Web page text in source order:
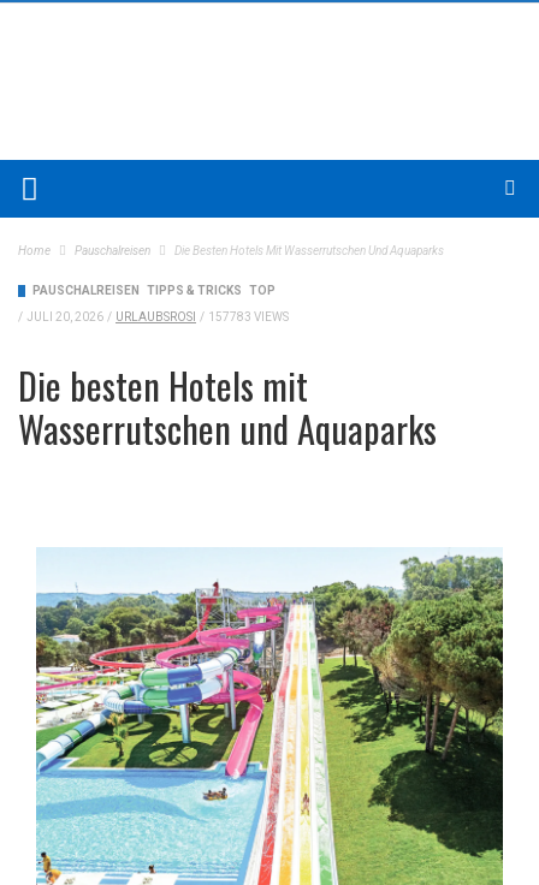
Home Pauschalreisen Die Besten Hotels Mit Wasserrutschen Und Aquaparks
PAUSCHALREISEN TIPPS & TRICKS
TOP
/ JULI 20, 2026 / URLAUBSROSI / 157783 VIEWS
Die besten Hotels mit
Wasserrutschen und Aquaparks